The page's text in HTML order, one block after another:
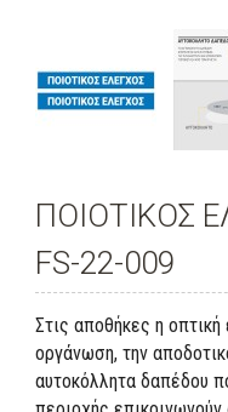
ΠΟΙΟΤΙΚΟΣ
FS-22-009
Στις αποθήκες η οπτική
οργάνωση, την
αυτοκόλλητα δαπέδου